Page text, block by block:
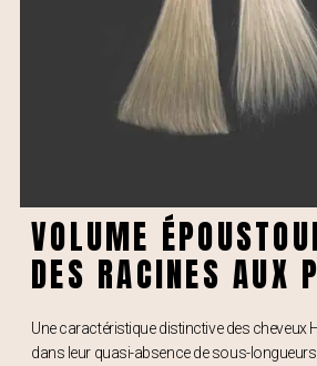
VOLUME
DES RACINES AUX
Une caractéristique distinctive des cheveux
dans leur quasi-absence de sous-